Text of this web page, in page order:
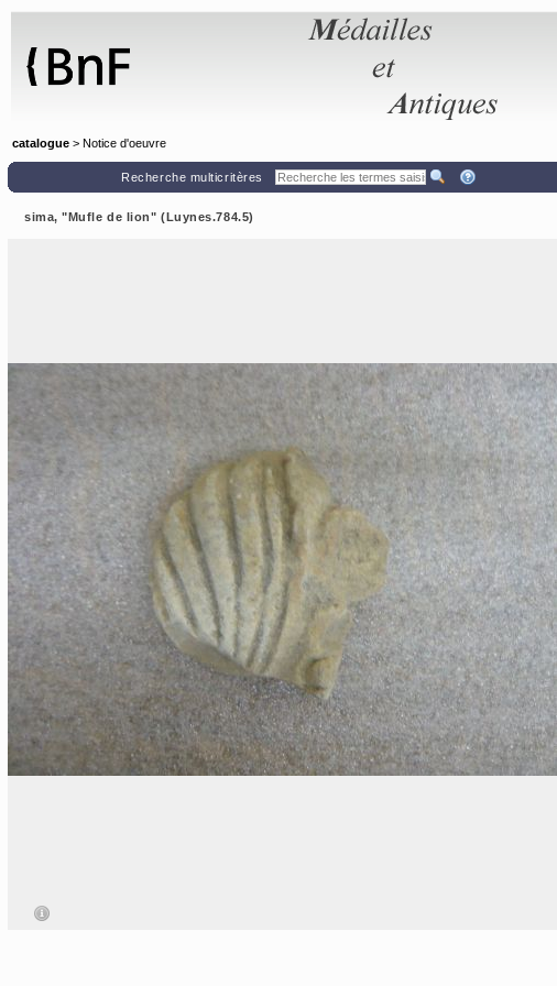
catalogue > Notice d'oeuvre
Recherche multicritères
sima, "Mufle de lion" (Luynes.784.5)